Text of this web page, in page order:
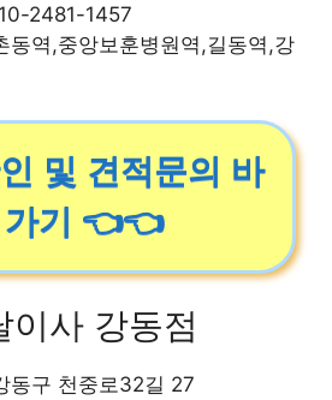
2481-1457
동역,중앙보훈병원역,길동역,강
및 견적문의 바
가기 👈👈
이사 강동점
동구 천중로32길 27